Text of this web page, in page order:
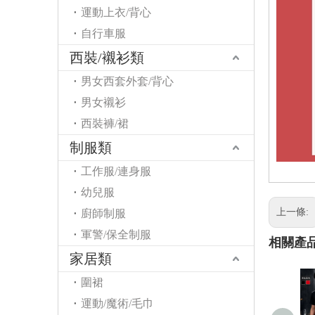
運動上衣/背心
自行車服
西裝/襯衫類
男女西套外套/背心
男女襯衫
西裝褲/裙
制服類
工作服/連身服
幼兒服
廚師制服
軍警/保全制服
家居類
圍裙
運動/魔術/毛巾
上一條:
相關產